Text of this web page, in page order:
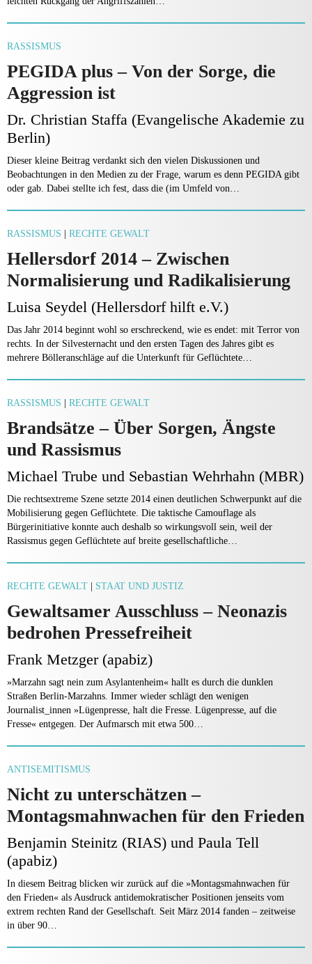
RASSISMUS
PEGIDA plus – Von der Sorge, die
Aggression ist
Dr. Christian Staffa (Evangelische Akademie zu
Berlin)
Dieser kleine Beitrag verdankt sich den vielen Diskussi­onen und
Beobachtungen in den Medien zu der Frage, warum es denn PEGIDA gibt
oder gab. Dabei stellte ich fest, dass die (im Umfeld von…
RASSISMUS RECHTE GEWALT
Hellersdorf 2014 – Zwischen
Normalisierung und Radikalisierung
Luisa Seydel (Hellersdorf hilft e.V.)
Das Jahr 2014 beginnt wohl so erschreckend, wie es endet: mit Terror von
rechts. In der Silvesternacht und den ers­ten Tagen des Jahres gibt es
mehrere Bölleranschläge auf die Unterkunft für Geflüchtete…
RASSISMUS RECHTE GEWALT
Brandsätze – Über Sorgen, Ängste
und Rassismus
Michael Trube und Sebastian Wehrhahn (MBR)
Die rechtsextreme Szene setzte 2014 einen deutlichen Schwerpunkt auf die
Mobilisierung gegen Geflüchtete. Die taktische Camouflage als
Bürgerinitiative konnte auch deshalb so wirkungsvoll sein, weil der
Rassismus gegen Geflüchtete auf breite gesellschaftliche…
RECHTE GEWALT STAAT UND JUSTIZ
Gewaltsamer Ausschluss – Neonazis
bedrohen Pressefreiheit
Frank Metzger (apabiz)
»Marzahn sagt nein zum Asylantenheim« hallt es durch die dunklen
Straßen Berlin-Marzahns. Immer wieder schlägt den wenigen
Journalist_innen »Lügenpresse, halt die Fresse. Lügenpresse, auf die
Fresse« entgegen. Der Aufmarsch mit etwa 500…
ANTISEMITISMUS
Nicht zu unterschätzen –
Montagsmahnwachen für den Frieden
Benjamin Steinitz (RIAS) und Paula Tell
(apabiz)
In diesem Beitrag blicken wir zurück auf die »Montags­mahnwachen für
den Frieden« als Ausdruck antidemo­kratischer Positionen jenseits vom
extrem rechten Rand der Gesellschaft. Seit März 2014 fanden – zeitweise
in über 90…